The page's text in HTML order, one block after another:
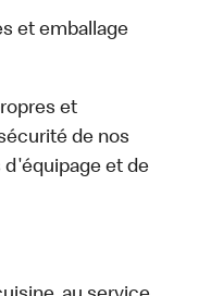
et emballage
et
de nos
et de